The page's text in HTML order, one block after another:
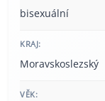
bisexuální
KRAJ:
Moravskoslezský
VĚK: